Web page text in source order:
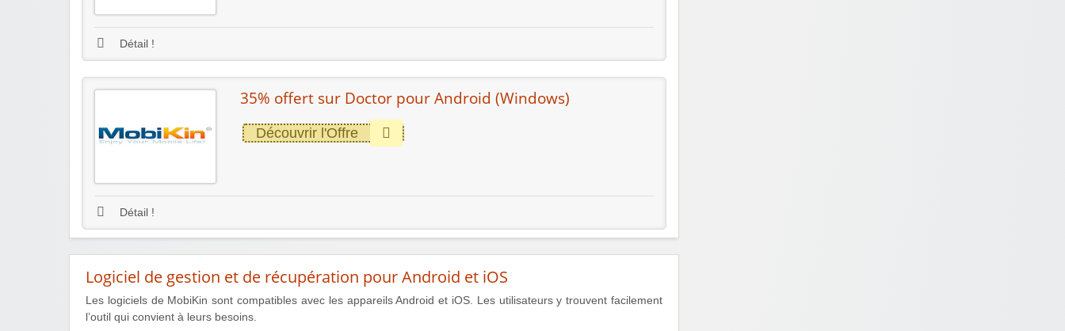
Détail !
35% offert sur Doctor pour Android (Windows)
Découvrir l'Offre
Détail !
Logiciel de gestion et de récupération pour Android et iOS
Les logiciels de MobiKin sont compatibles avec les appareils Android et iOS. Les utilisateurs y trouvent facilement
l’outil qui convient à leurs besoins.